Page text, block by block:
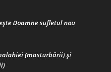
Doamne sufletul nou
(masturbării) şi